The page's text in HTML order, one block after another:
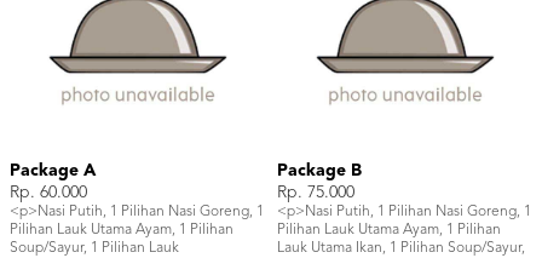
Package A
Rp. 60.000
<p>Nasi Putih, 1 Pilihan Nasi Goreng, 1
Pilihan Lauk Utama Ayam, 1 Pilihan
Soup/Sayur, 1 Pilihan Lauk
Package B
Rp. 75.000
<p>Nasi Putih, 1 Pilihan Nasi Goreng, 1
Pilihan Lauk Utama Ayam, 1 Pilihan
Lauk Utama Ikan, 1 Pilihan Soup/Sayur,